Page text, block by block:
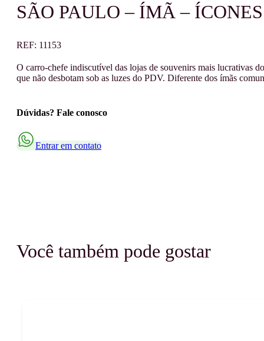
SÃO PAULO – ÍMÃ –
REF: 11153
O carro-chefe indiscutível das lojas de souvenirs mais lucrativas
que não desbotam sob as luzes do PDV. Diferente dos ímãs
Dúvidas? Fale conosco
Entrar em contato
Você também pode gostar